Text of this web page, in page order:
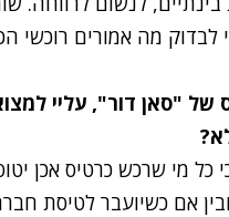
מה אמורים רוכשי
של "סאן דור", עליי
מי שרכש כרטיס אכן יטוס
אם כשיועבר לטיסת